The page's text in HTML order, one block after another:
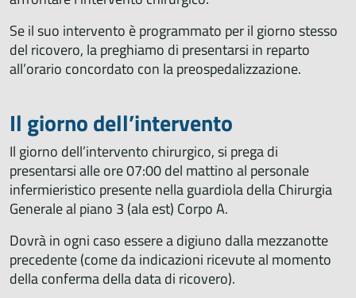
Se il suo intervento è programmato per il giorno stesso
del ricovero, la preghiamo di presentarsi in reparto
all’orario concordato con la preospedalizzazione.
Il giorno dell’intervento
Il giorno dell’intervento chirurgico, si prega di
presentarsi alle ore 07:00 del mattino al personale
infermieristico presente nella guardiola della Chirurgia
Generale al piano 3 (ala est) Corpo A.
Dovrà in ogni caso essere a digiuno dalla mezzanotte
precedente (come da indicazioni ricevute al momento
della conferma della data di ricovero).